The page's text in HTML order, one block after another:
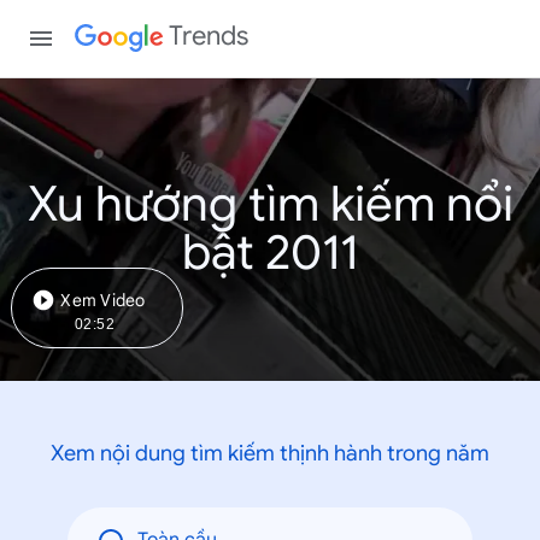
Trends
Xu hướng tìm kiếm nổi
bật 2011
Xem Video
02:52
Xem nội dung tìm kiếm thịnh hành trong năm